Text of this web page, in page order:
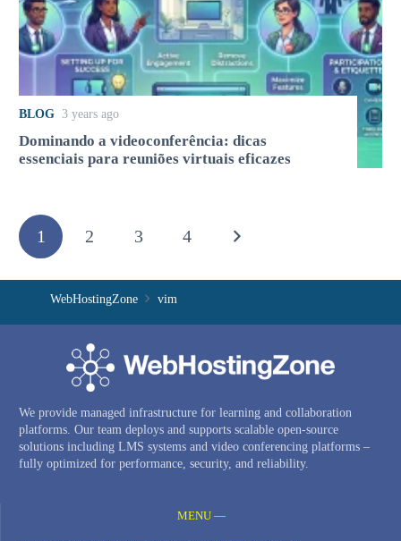
BLOG 3 years ago
Dominando a videoconferência: dicas
essenciais para reuniões virtuais eficazes
1 2 3 4
WebHostingZone vim
We provide managed infrastructure for learning and collaboration
platforms. Our team deploys and supports scalable open-source
solutions including LMS systems and video conferencing platforms –
fully optimized for performance, security, and reliability.
MENU —